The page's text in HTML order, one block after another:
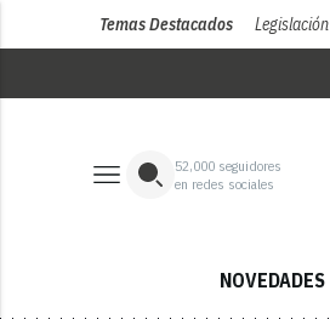
Temas Destacados Legislación
52,000 seguidores
en redes sociales
NOVEDADES